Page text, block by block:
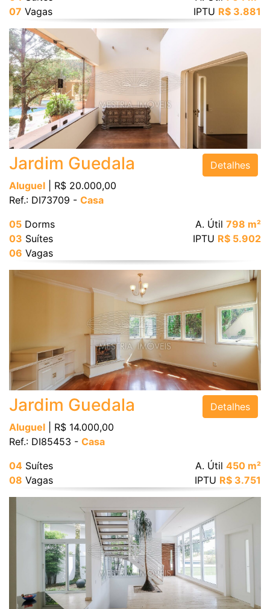
07 Vagas
IPTU R$ 3.881
Jardim Guedala
Aluguel | R$ 20.000,00
Ref.: DI73709 - Casa
Detalhes
05 Dorms
03 Suítes
06 Vagas
A. Útil 798 m²
IPTU R$ 5.902
Jardim Guedala
Aluguel | R$ 14.000,00
Ref.: DI85453 - Casa
Detalhes
04 Suítes
08 Vagas
A. Útil 450 m²
IPTU R$ 3.751